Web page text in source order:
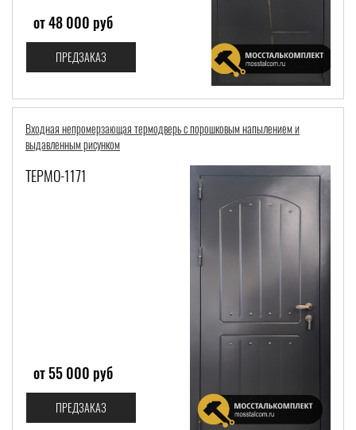
от 48 000 руб
ПРЕДЗАКАЗ
Входная непромерзающая термодверь с порошковым напылением и
выдавленным рисунком
ТЕРМО-1171
от 55 000 руб
ПРЕДЗАКАЗ